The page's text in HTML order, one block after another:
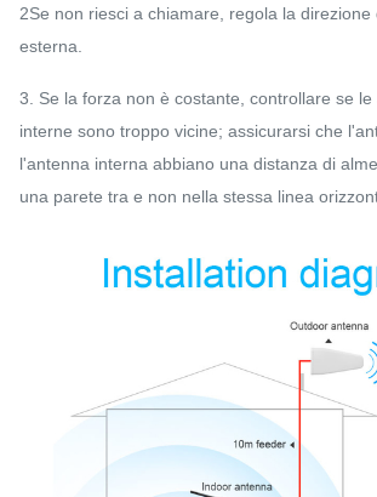
2Se non riesci a chiamare, regola la direzione
esterna.
3. Se la forza non è costante, controllare se
interne sono troppo vicine; assicurarsi che
l'antenna interna abbiano una distanza di
una parete tra e non nella stessa linea